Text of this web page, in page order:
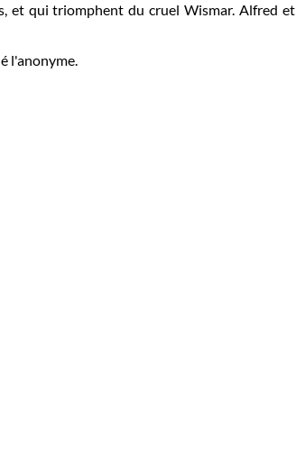
et qui triomphent du cruel Wismar. Alfred et
l'anonyme.